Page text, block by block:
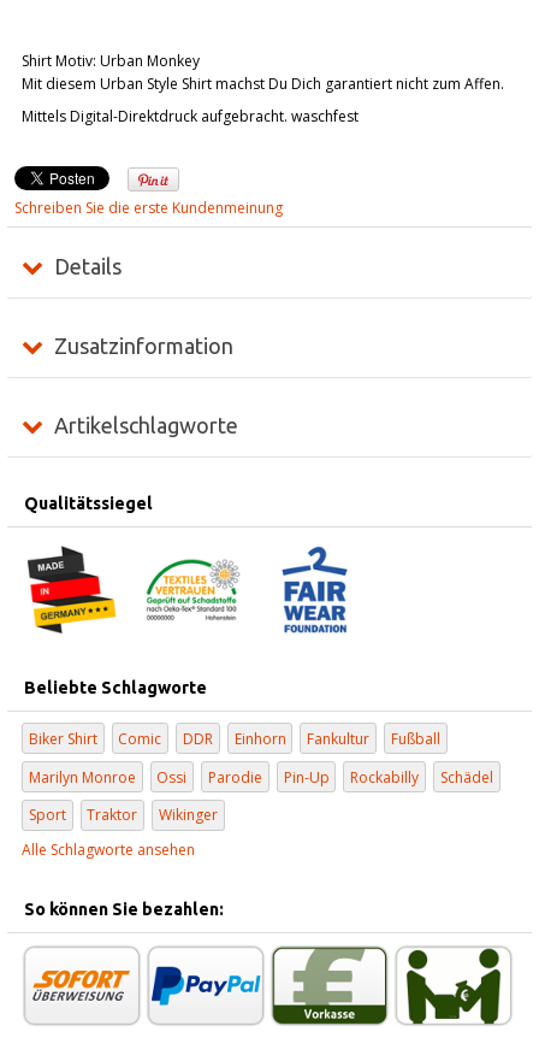
Shirt Motiv: Urban Monkey
Mit diesem Urban Style Shirt machst Du Dich garantiert nicht zum Affen.
Mittels Digital-Direktdruck aufgebracht. waschfest
Schreiben Sie die erste Kundenmeinung
Details
Zusatzinformation
Artikelschlagworte
Qualitätssiegel
Beliebte Schlagworte
Biker Shirt Comic DDR Einhorn Fankultur
Fußball
Marilyn Monroe
Ossi Parodie Pin-Up Rockabilly
Schädel
Sport
Traktor
Wikinger
Alle Schlagworte ansehen
So können Sie bezahlen: